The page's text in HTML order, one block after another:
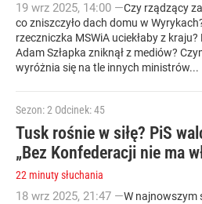
19 wrz 2025, 14:00 —Czy rządzący
co zniszczyło dach domu w
rzeczniczka MSWiA uciekłaby z
Adam Szłapka zniknął z mediów?
wyróżnia się na tle innych ministrów...
Sezon: 2 Odcinek: 45
Tusk rośnie w siłę? PiS
„Bez Konfederacji nie ma
22 minuty słuchania
18 wrz 2025, 21:47 —W najnowszym